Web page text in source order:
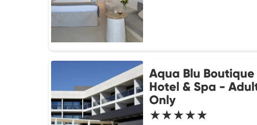
Aqua Blu Boutique
Hotel & Spa -
Only
★★★★★